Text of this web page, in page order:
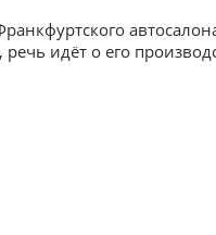
идёт о его